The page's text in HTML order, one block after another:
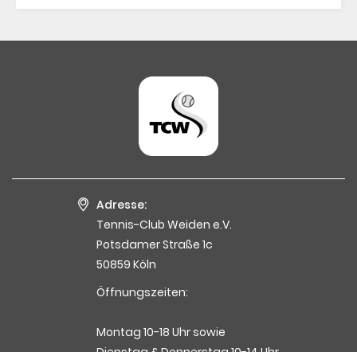
Adresse:
Tennis-Club Weiden e.V.
Potsdamer Straße 1c
50859 Köln
Öffnungszeiten:
Montag 10-18 Uhr sowie